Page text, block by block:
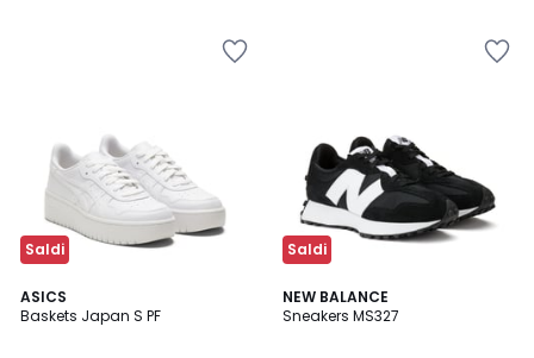
Saldi
ASICS
Baskets Japan S PF
4,8
/ 5
Saldi
NEW BALANCE
Sneakers MS327
4,5
/ 5